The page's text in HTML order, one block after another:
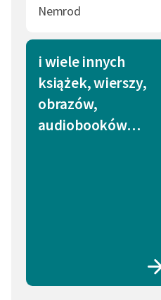
Nemrod
i wiele innych
książek, wierszy,
obrazów,
audiobooków…